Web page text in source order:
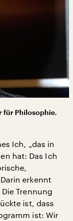
für Philosophie.
Ich, „das in
hat: Das Ich
erkennt
Trennung
ist, dass
ist: Wir